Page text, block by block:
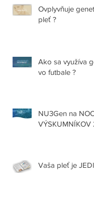
Ovplyvňuje
pleť ?
Ako sa využíva
vo futbale ?
NU3Gen na
VÝSKUMNÍKOV
Vaša pleť je